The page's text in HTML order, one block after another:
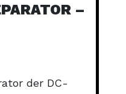
–
der DC-